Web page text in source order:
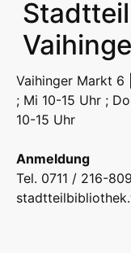
Vaihinger Markt 6
; Mi 10-15 Uhr ;
10-15 Uhr
Anmeldung
Tel. 0711 / 216-